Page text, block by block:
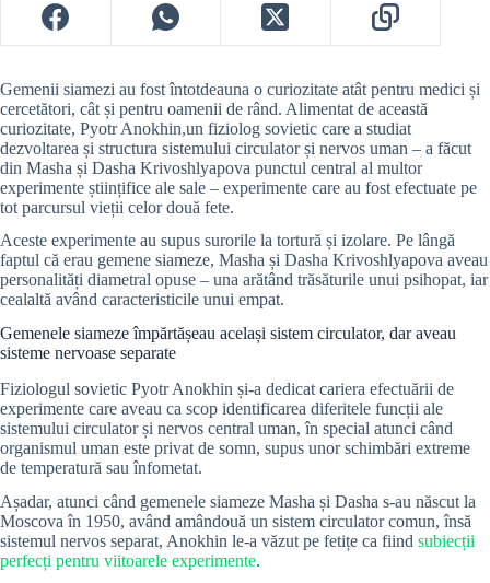
Gemenii siamezi au fost întotdeauna o curiozitate atât pentru medici și
cercetători, cât și pentru oamenii de rând. Alimentat de această
curiozitate, Pyotr Anokhin,un fiziolog sovietic care a studiat
dezvoltarea și structura sistemului circulator și nervos uman – a făcut
din Masha și Dasha Krivoshlyapova punctul central al multor
experimente științifice ale sale – experimente care au fost efectuate pe
tot parcursul vieții celor două fete.
Aceste experimente au supus surorile la tortură și izolare. Pe lângă
faptul că erau gemene siameze, Masha și Dasha Krivoshlyapova aveau
personalități diametral opuse – una arătând trăsăturile unui psihopat, iar
cealaltă având caracteristicile unui empat.
Gemenele siameze împărtășeau același sistem circulator, dar aveau
sisteme nervoase separate
Fiziologul sovietic Pyotr Anokhin și-a dedicat cariera efectuării de
experimente care aveau ca scop identificarea diferitele funcții ale
sistemului circulator și nervos central uman, în special atunci când
organismul uman este privat de somn, supus unor schimbări extreme
de temperatură sau înfometat.
Așadar, atunci când gemenele siameze Masha și Dasha s-au născut la
Moscova în 1950, având amândouă un sistem circulator comun, însă
sistemul nervos separat, Anokhin le-a văzut pe fetițe ca fiind subiecții
perfecți pentru viitoarele experimente.